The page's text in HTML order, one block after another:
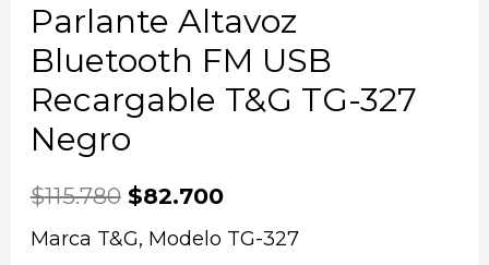
Parlante Altavoz
Bluetooth FM USB
Recargable T&G TG-327
Negro
$115.780 $82.700
Marca T&G, Modelo TG-327